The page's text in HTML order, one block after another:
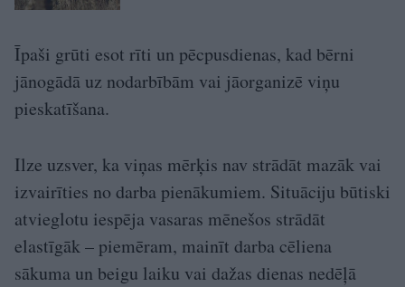
Īpaši grūti esot rīti un pēcpusdienas, kad bērni
jānogādā uz nodarbībām vai jāorganizē viņu
pieskatīšana.
Ilze uzsver, ka viņas mērķis nav strādāt mazāk vai
izvairīties no darba pienākumiem. Situāciju būtiski
atvieglotu iespēja vasaras mēnešos strādāt
elastīgāk – piemēram, mainīt darba cēliena
sākuma un beigu laiku vai dažas dienas nedēļā